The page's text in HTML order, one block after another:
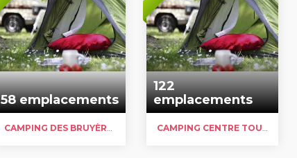
58 emplacements
CAMPING DES BRUYÈRES
122
emplacements
CAMPING CENTRE TOURISTIQUE LES AUBAZINES